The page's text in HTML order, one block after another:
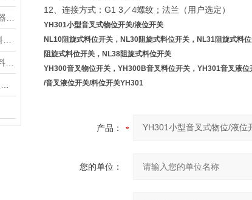
12、连接方式： G1 3 ／4螺纹；法兰（用户选定）
YH301小型音叉式物位开关/液位开关
NL10阻旋式料位开关，NL30阻旋式料位开关，NL31阻旋式料
阻旋式料位开关，NL38阻旋式料位开关
YH300音叉物位开关，YH300B音叉料位开关，YH301音叉液
/音叉液位开关/料位开关YH301
产品：
您的单位：